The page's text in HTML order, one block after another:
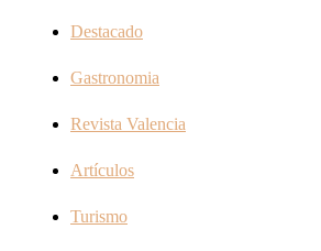
Destacado
Gastronomia
Revista Valencia
Artículos
Turismo